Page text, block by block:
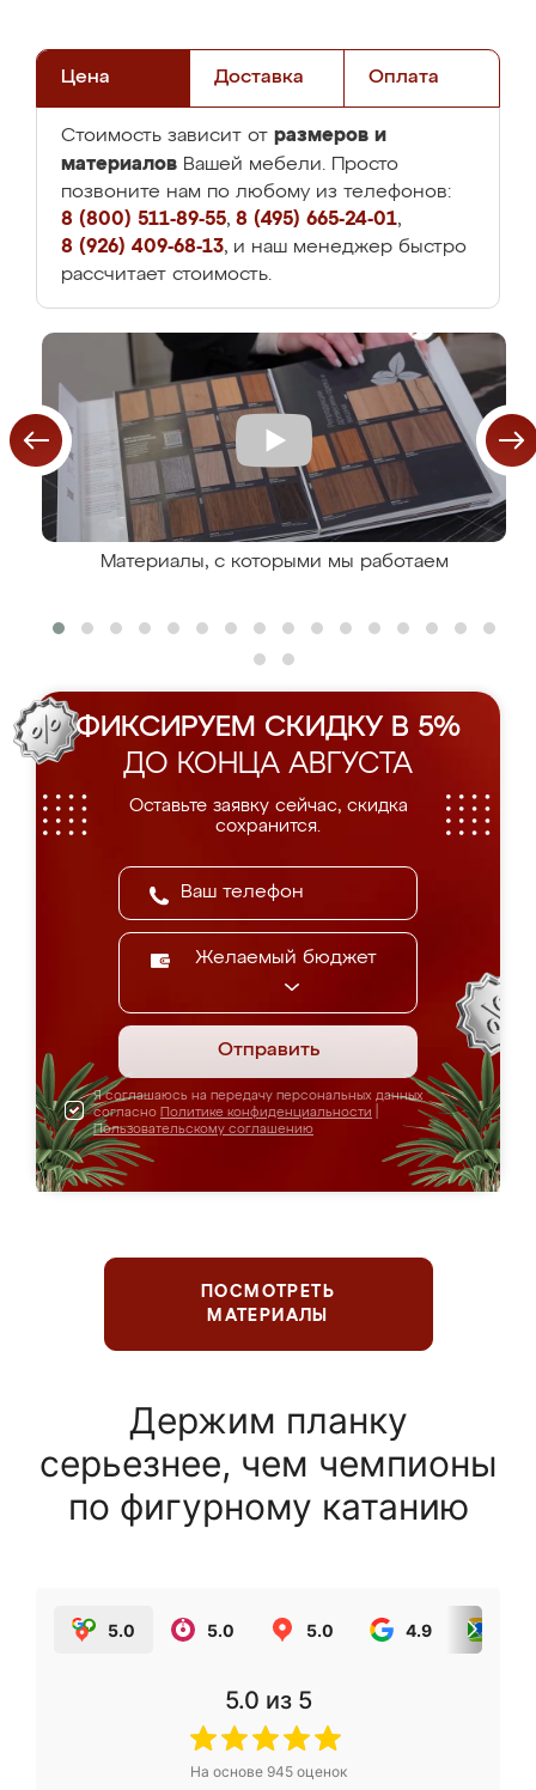
Цена Доставка Оплата
Стоимость зависит от размеров и
материалов Вашей мебели. Просто
позвоните нам по любому из телефонов:
8 (800) 511-89-55, 8 (495) 665-24-01,
8 (926) 409-68-13, и наш менеджер быстро
рассчитает стоимость.
Материалы, с которыми мы работаем
ФИКСИРУЕМ СКИДКУ В 5%
ДО КОНЦА АВГУСТА
Оставьте заявку сейчас, скидка
сохранится.
Желаемый бюджет
Отправить
Я соглашаюсь на передачу персональных данных
согласно Политике конфиденциальности
Пользовательскому соглашению
ПОСМОТРЕТЬ
МАТЕРИАЛЫ
Держим планку
серьезнее, чем чемпионы
по фигурному катанию
5.0 5.0 5.0 4.9
5.0 из 5
На основе 945оценок